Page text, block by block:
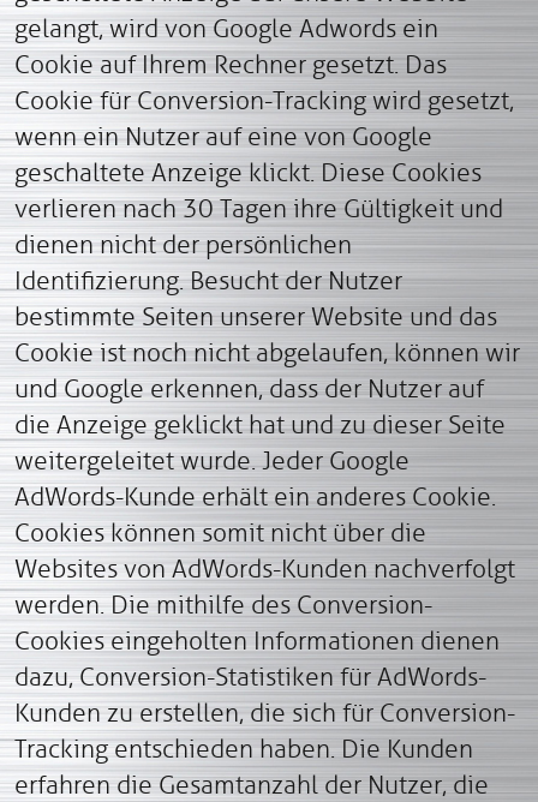
gelangt, wird von Google Adwords ein
Cookie auf Ihrem Rechner gesetzt. Das
Cookie für Conversion-Tracking wird gesetzt,
wenn ein Nutzer auf eine von Google
geschaltete Anzeige klickt. Diese Cookies
verlieren nach 30 Tagen ihre Gültigkeit und
dienen nicht der persönlichen
Identifizierung. Besucht der Nutzer
bestimmte Seiten unserer Website und das
Cookie ist noch nicht abgelaufen, können wir
und Google erkennen, dass der Nutzer auf
die Anzeige geklickt hat und zu dieser Seite
weitergeleitet wurde. Jeder Google
AdWords-Kunde erhält ein anderes Cookie.
Cookies können somit nicht über die
Websites von AdWords-Kunden nachverfolgt
werden. Die mithilfe des Conversion-
Cookies eingeholten Informationen dienen
dazu, Conversion-Statistiken für AdWords-
Kunden zu erstellen, die sich für Conversion-
Tracking entschieden haben. Die Kunden
erfahren die Gesamtanzahl der Nutzer, die